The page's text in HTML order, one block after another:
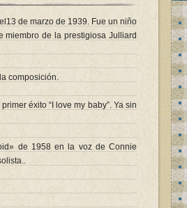
de marzo de 1939. Fue un niño
miembro de la prestigiosa Julliard
composición.
éxito “I love my baby”. Ya sin
de 1958 en la voz de Connie